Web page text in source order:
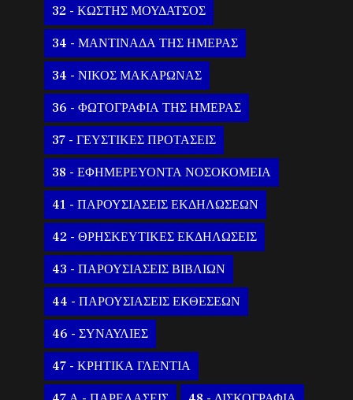
32 - ΚΩΣΤΗΣ ΜΟΥΔΑΤΣΟΣ
34 - ΜΑΝΤΙΝΑΔΑ ΤΗΣ ΗΜΕΡΑΣ
34 - ΝΙΚΟΣ ΜΑΚΑΡΩΝΑΣ
36 - ΦΩΤΟΓΡΑΦΙΑ ΤΗΣ ΗΜΕΡΑΣ
37 - ΓΕΥΣΤΙΚΕΣ ΠΡΟΤΑΣΕΙΣ
38 - ΕΦΗΜΕΡΕΥΟΝΤΑ ΝΟΣΟΚΟΜΕΙΑ
41 - ΠΑΡΟΥΣΙΑΣΕΙΣ ΕΚΔΗΛΩΣΕΩΝ
42 - ΘΡΗΣΚΕΥΤΙΚΕΣ ΕΚΔΗΛΩΣΕΙΣ
43 - ΠΑΡΟΥΣΙΑΣΕΙΣ ΒΙΒΛΙΩΝ
44 - ΠΑΡΟΥΣΙΑΣΕΙΣ ΕΚΘΕΣΕΩΝ
46 - ΣΥΝΑΥΛΙΕΣ
47 - ΚΡΗΤΙΚΑ ΓΛΕΝΤΙΑ